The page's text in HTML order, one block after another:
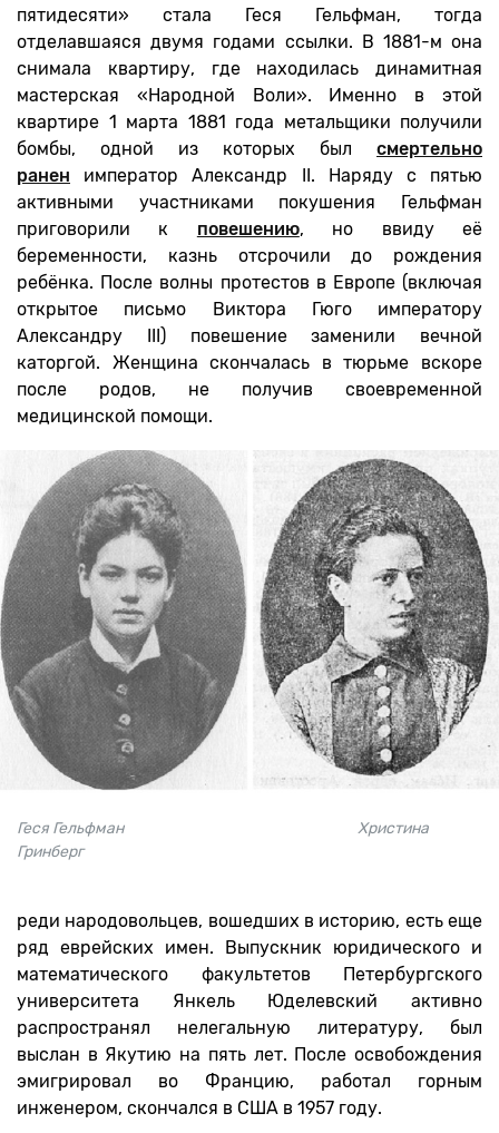
пятидесяти» стала Геся Гельфман, тогда
отделавшаяся двумя годами ссылки. В 1881-м она
снимала квартиру, где находилась динамитная
мастерская «Народной Воли». Именно в этой
квартире 1 марта 1881 года метальщики получили
бомбы, одной из которых был смертельно
ранен император Александр II. Наряду с пятью
активными участниками покушения Гельфман
приговорили к повешению, но ввиду её
беременности, казнь отсрочили до рождения
ребёнка. После волны протестов в Европе (включая
открытое письмо Виктора Гюго императору
Александру III) повешение заменили вечной
каторгой. Женщина скончалась в тюрьме вскоре
после родов, не получив своевременной
медицинской помощи.
Геся Гельфман Христина
Гринберг
реди народовольцев, вошедших в историю, есть еще
ряд еврейских имен. Выпускник юридического и
математического факультетов Петербургского
университета Янкель Юделевский активно
распространял нелегальную литературу, был
выслан в Якутию на пять лет. После освобождения
эмигрировал во Францию, работал горным
инженером, скончался в США в 1957 году.